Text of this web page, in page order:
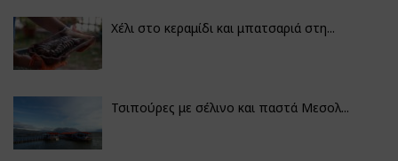
Χέλι στο κεραμίδι και μπατσαριά στη...
Τσιπούρες με σέλινο και παστά Μεσολ...